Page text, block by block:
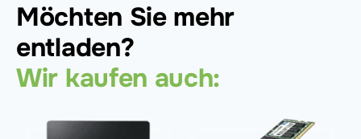
Möchten Sie mehr
entladen?
Wir kaufen auch: